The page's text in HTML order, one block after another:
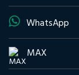
WhatsApp
MAX